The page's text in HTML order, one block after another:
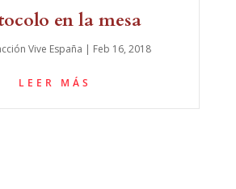
en la mesa
Vive España | Feb 16, 2018
LEER MÁS